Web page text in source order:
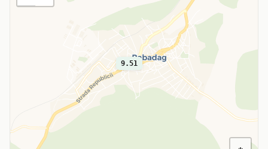
9.51